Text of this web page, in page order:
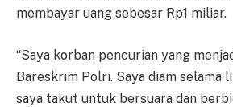
membayar uang sebesar Rp1 miliar.
“Saya korban pencurian yang
Bareskrim Polri. Saya diam selama
saya takut untuk bersuara dan